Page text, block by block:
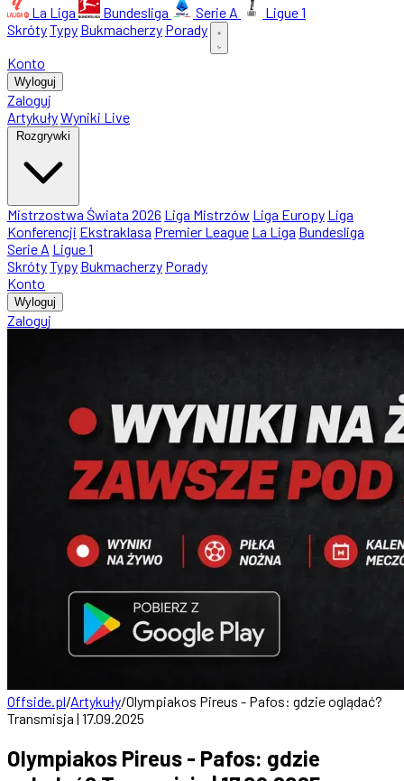
La Liga
Bundesliga Serie A
Ligue 1
SkrótyTypy Bukmacherzy Porady
Konto
Wyloguj
Zaloguj
ArtykułyWyniki Live
Rozgrywki
Mistrzostwa Świata 2026 Liga Mistrzów Liga Europy Liga
Konferencji Ekstraklasa Premier League La Liga Bundesliga
Serie A Ligue 1
SkrótyTypy Bukmacherzy Porady
Konto
Wyloguj
Zaloguj
Offside.pl/Artykuły/Olympiakos Pireus - Pafos: gdzie oglądać?
Transmisja | 17.09.2025
Olympiakos Pireus - Pafos: gdzie